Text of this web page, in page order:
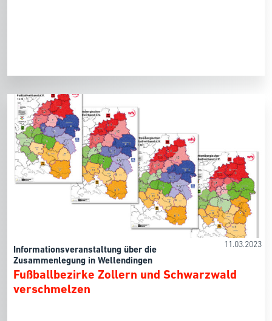
11.03.2023
Informationsveranstaltung über die
Zusammenlegung in Wellendingen
Fußballbezirke Zollern und Schwarzwald
verschmelzen